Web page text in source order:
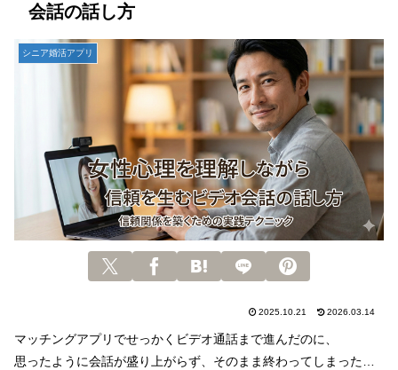
会話の話し方
シニア婚活アプリ
2025.10.21 2026.03.14
マッチングアプリでせっかくビデオ通話まで進んだのに、
思ったように会話が盛り上がらず、そのまま終わってしまった…